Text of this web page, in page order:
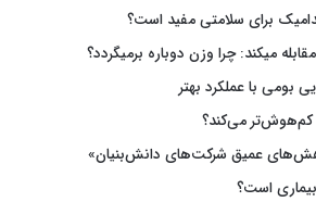
برای سلامتی مفید است؟
میکند: چرا وزن دوباره برمیگردد؟
بومی با عملکرد بهتر
کم‌هوش‌تر می‌کند؟
عمیق شرکت‌های دانش‌بنیان»
است؟